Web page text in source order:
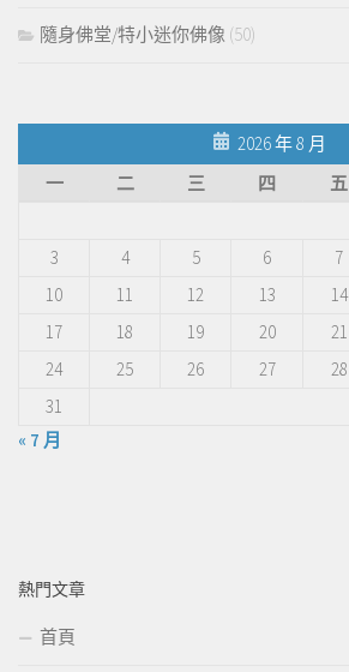
隨身佛堂/特小迷你佛像 (50)
2026 年 8 月
一
二 三 四 五
3
4 5 6 7
10
11 12 13 14
17
18 19 20 21
24
25 26 27 28
31
« 7 月
熱門文章
首頁